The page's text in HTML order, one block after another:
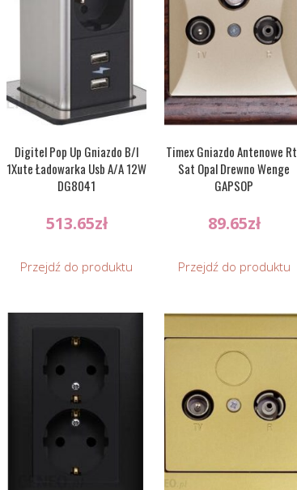
Digitel Pop Up Gniazdo B/I
1Xute Ładowarka Usb A/A 12W
DG8041
513.65zł
Przejdź do produktu
Timex Gniazdo Antenowe
Sat Opal Drewno Wenge
GAPSOP
89.65zł
Przejdź do produktu